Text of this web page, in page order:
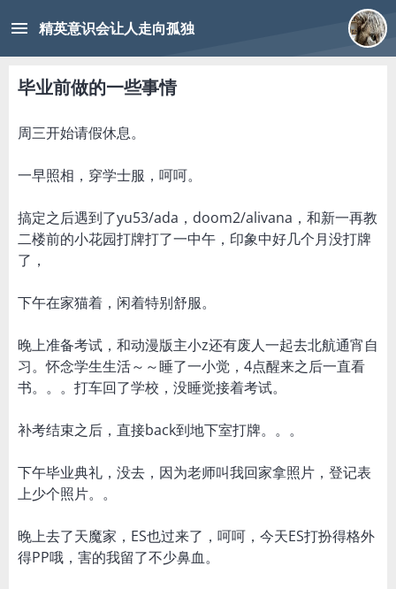
menu 精英意识会让人走向孤独
毕业前做的一些事情
周三开始请假休息。
一早照相，穿学士服，呵呵。
搞定之后遇到了yu53/ada，doom2/alivana，和新一再教
二楼前的小花园打牌打了一中午，印象中好几个月没打牌
了，
下午在家猫着，闲着特别舒服。
晚上准备考试，和动漫版主小z还有废人一起去北航通宵自
习。怀念学生生活～～睡了一小觉，4点醒来之后一直看
书。。。打车回了学校，没睡觉接着考试。
补考结束之后，直接back到地下室打牌。。。
下午毕业典礼，没去，因为老师叫我回家拿照片，登记表
上少个照片。。
晚上去了天魔家，ES也过来了，呵呵，今天ES打扮得格外
得PP哦，害的我留了不少鼻血。